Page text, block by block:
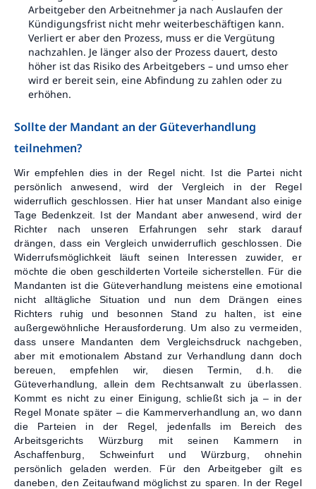
Arbeitgeber den Arbeitnehmer ja nach Auslaufen der
Kündigungsfrist nicht mehr weiterbeschäftigen kann.
Verliert er aber den Prozess, muss er die Vergütung
nachzahlen. Je länger also der Prozess dauert, desto
höher ist das Risiko des Arbeitgebers – und umso eher
wird er bereit sein, eine Abfindung zu zahlen oder zu
erhöhen.
Sollte der Mandant an der Güteverhandlung
teilnehmen?
Wir empfehlen dies in der Regel nicht. Ist die Partei nicht
persönlich anwesend, wird der Vergleich in der Regel
widerruflich geschlossen. Hier hat unser Mandant also einige
Tage Bedenkzeit. Ist der Mandant aber anwesend, wird der
Richter nach unseren Erfahrungen sehr stark darauf
drängen, dass ein Vergleich unwiderruflich geschlossen. Die
Widerrufsmöglichkeit läuft seinen Interessen zuwider, er
möchte die oben geschilderten Vorteile sicherstellen. Für die
Mandanten ist die Güteverhandlung meistens eine emotional
nicht alltägliche Situation und nun dem Drängen eines
Richters ruhig und besonnen Stand zu halten, ist eine
außergewöhnliche Herausforderung. Um also zu vermeiden,
dass unsere Mandanten dem Vergleichsdruck nachgeben,
aber mit emotionalem Abstand zur Verhandlung dann doch
bereuen, empfehlen wir, diesen Termin, d.h. die
Güteverhandlung, allein dem Rechtsanwalt zu überlassen.
Kommt es nicht zu einer Einigung, schließt sich ja – in der
Regel Monate später – die Kammerverhandlung an, wo dann
die Parteien in der Regel, jedenfalls im Bereich des
Arbeitsgerichts Würzburg mit seinen Kammern in
Aschaffenburg, Schweinfurt und Würzburg, ohnehin
persönlich geladen werden. Für den Arbeitgeber gilt es
daneben, den Zeitaufwand möglichst zu sparen. In der Regel